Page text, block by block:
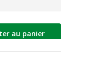
au panier